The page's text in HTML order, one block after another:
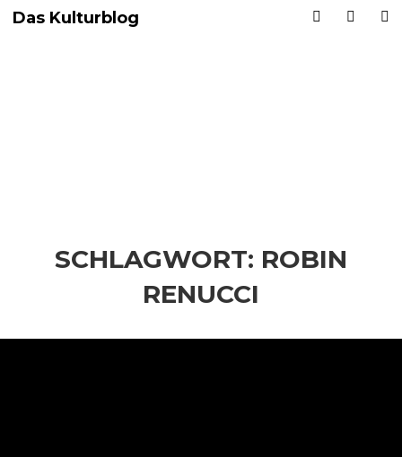
Das Kulturblog
SCHLAGWORT: ROBIN
RENUCCI